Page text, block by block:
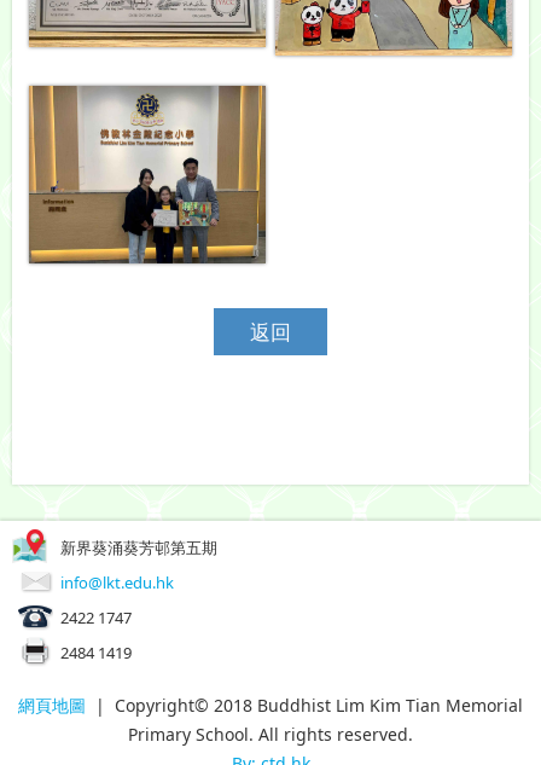
返回
新界葵涌葵芳邨第五期
info@lkt.edu.hk
2422 1747
2484 1419
網頁地圖 | Copyright© 2018 Buddhist Lim Kim Tian Memorial
Primary School. All rights reserved.